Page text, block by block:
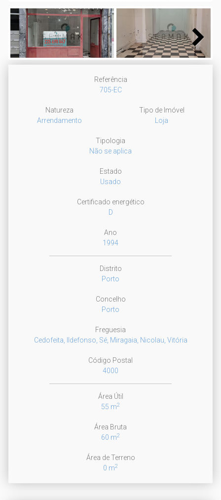
Next
Referência
705-EC
Natureza
Arrendamento
Tipo de Imóvel
Loja
Tipologia
Não se aplica
Estado
Usado
Certificado energético
D
Ano
1994
Distrito
Porto
Concelho
Porto
Freguesia
Cedofeita, Ildefonso, Sé, Miragaia, Nicolau, Vitória
Código Postal
4000
Área Útil
55 m2
Área Bruta
60 m2
Área de Terreno
0 m2